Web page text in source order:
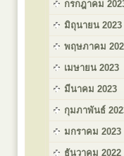
กรกฎาคม
มิถุนายน 2023
พฤษภาคม
เมษายน 2023
มีนาคม 2023
กุมภาพันธ์
มกราคม 2023
ธันวาคม 2022